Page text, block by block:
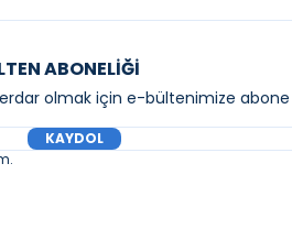
ABONELIĞI
olmak için e-bültenimize
KAYDOL